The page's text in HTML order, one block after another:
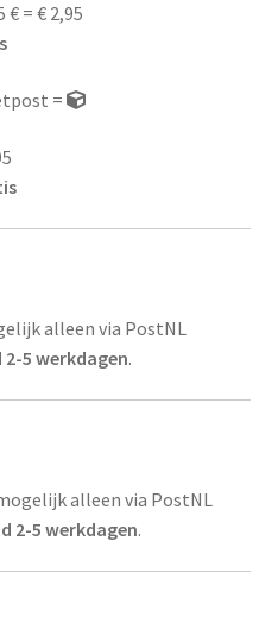
€ = € 2,95
=
alleen via PostNL
5 werkdagen.
alleen via PostNL
2-5 werkdagen.